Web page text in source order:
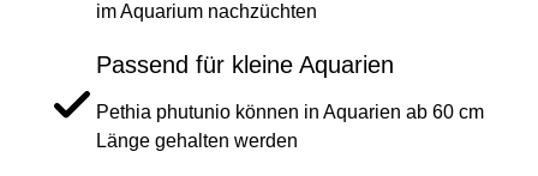
im Aquarium nachzüchten
Passend für kleine Aquarien
Pethia phutunio können in Aquarien ab 60 cm
Länge gehalten werden